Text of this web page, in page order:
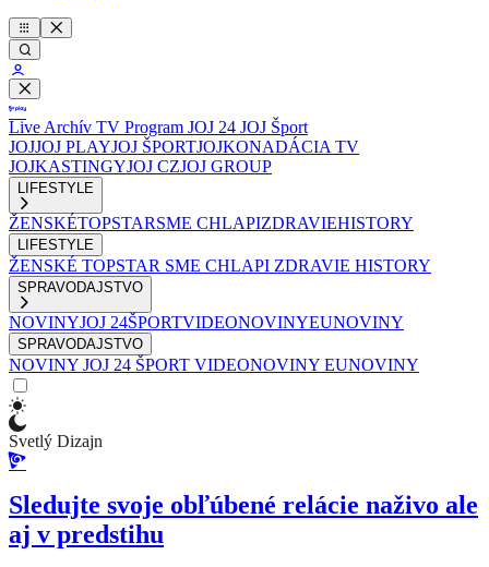
Live Archív TV Program JOJ 24 JOJ Šport
JOJJOJ PLAYJOJ ŠPORTJOJKONADÁCIA TV
JOJKASTINGYJOJ CZJOJ GROUP
LIFESTYLE
ŽENSKÉTOPSTARSME CHLAPIZDRAVIEHISTORY
LIFESTYLE
ŽENSKÉ TOPSTAR SME CHLAPI ZDRAVIE HISTORY
SPRAVODAJSTVO
NOVINYJOJ 24ŠPORTVIDEONOVINYEUNOVINY
SPRAVODAJSTVO
NOVINY JOJ 24 ŠPORT VIDEONOVINY EUNOVINY
Svetlý Dizajn
Sledujte svoje obľúbené relácie naživo ale
aj v predstihu